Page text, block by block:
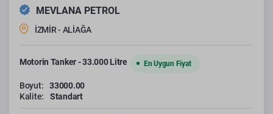
MEVLANA PETROL
İZMİR - ALİAĞA
Motorin Tanker - 33.000 Litre En Uygun Fiyat
Boyut:
33000.00
Kalite:
Standart